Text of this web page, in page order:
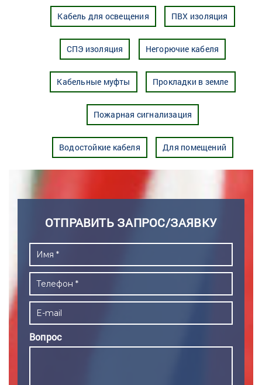
Кабель для освещения ПВХ изоляция
СПЭ изоляция Негорючие кабеля
Кабельные муфты Прокладки в земле
Пожарная сигнализация
Водостойкие кабеля Для помещений
ОТПРАВИТЬ ЗАПРОС/ЗАЯВКУ
Вопрос